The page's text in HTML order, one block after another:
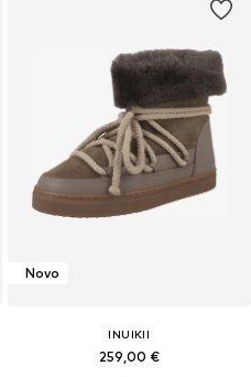
Novo
INUIKII
259,00 €